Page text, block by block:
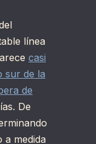
línea
casi
sur de la
de
De
a medida